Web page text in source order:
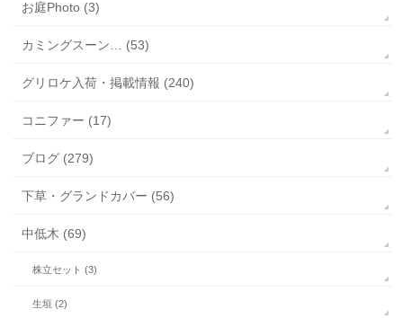
お庭Photo (3)
カミングスーン… (53)
グリロケ入荷・掲載情報 (240)
コニファー (17)
ブログ (279)
下草・グランドカバー (56)
中低木 (69)
株立セット (3)
生垣 (2)